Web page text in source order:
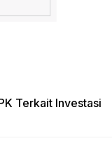
Terkait Investasi